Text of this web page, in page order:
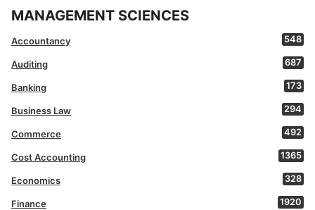
MANAGEMENT SCIENCES
Accountancy 548
Auditing 687
Banking 173
Business Law 294
Commerce 492
Cost Accounting 1365
Economics 328
Finance 1920